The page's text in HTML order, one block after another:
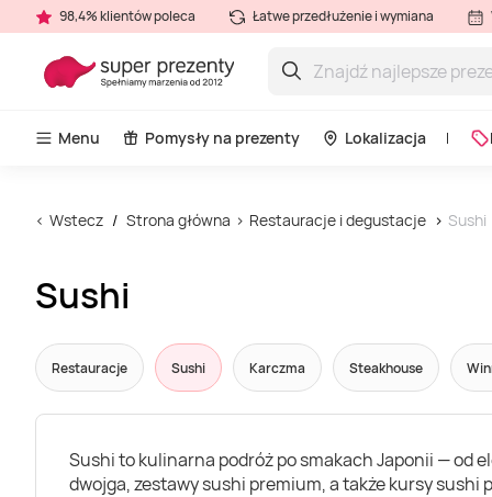
98,4% klientów poleca Łatwe przedłużenie i wymiana
Menu Pomysły na prezenty Lokalizacja
Wstecz Strona główna Restauracje i degustacje Sushi
Sushi
Restauracje Sushi Karczma Steakhouse
Sushi to kulinarna podróż po smakach Japonii — od
dwojga, zestawy sushi premium, a także kursy sushi